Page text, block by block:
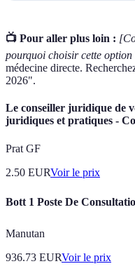
📺 Pour aller plus loin :
pourquoi choisir cette
médecine directe.
2026".
Le conseiller juridique de
juridiques et pratiques -
Prat GF
2.50 EURVoir le prix
Bott 1 Poste De
Manutan
936.73 EURVoir le prix